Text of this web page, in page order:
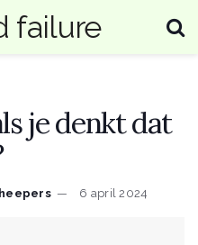
je denkt dat
6 april 2024